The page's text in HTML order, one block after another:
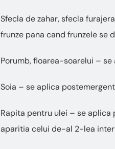
Sfecla de zahar, sfecla
frunze pana cand frunzele se
Porumb, floarea-soarelui – se
Soia – se aplica
Rapita pentru ulei – se aplica
aparitia celui de-al 2-lea